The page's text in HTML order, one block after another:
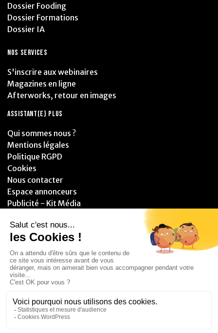
Dossier Fooding
Dossier Formations
Dossier IA
NOS SERVICES
S'inscrire aux webinaires
Magazines en ligne
Afterworks, retour en images
ASSISTANT(E) PLUS
Qui sommes nous ?
Mentions légales
Politique RGPD
Cookies
Nous contacter
Espace annonceurs
Publicité - Kit Média
PARTENAIRES